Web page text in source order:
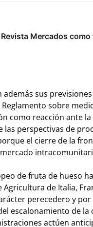
Mercados
sus
sobre
como reacción ante
las perspectivas de
el cierre de la
de fruta de hueso
Agricultura de Italia,
perecedero y
escalonamiento de
actúen